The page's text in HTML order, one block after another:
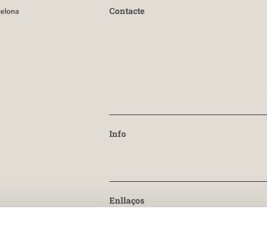
Contacte
Info
Enllaços